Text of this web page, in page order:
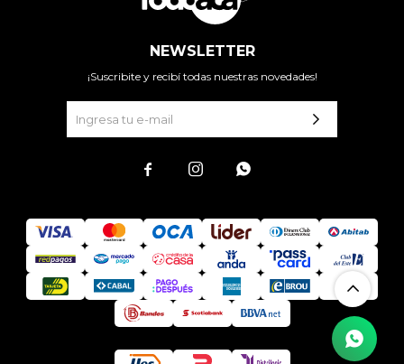
NEWSLETTER
¡Suscribite y recibí todas nuestras novedades!
  